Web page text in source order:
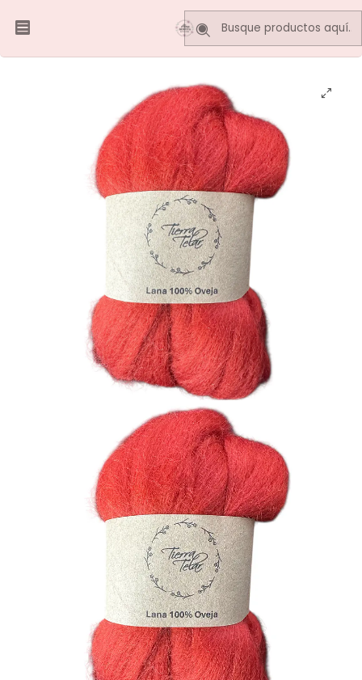
LANA DE OVEJA
Lana de oveja - Vellón Peinado - Rojo